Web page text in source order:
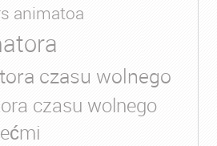
animatoa
czasu wolnego
czasu wolnego